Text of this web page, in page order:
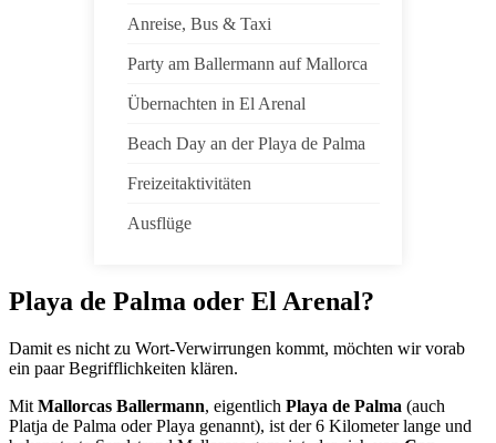
Anreise, Bus & Taxi
Party am Ballermann auf Mallorca
Übernachten in El Arenal
Beach Day an der Playa de Palma
Freizeitaktivitäten
Ausflüge
Playa de Palma oder El Arenal?
Damit es nicht zu Wort-Verwirrungen kommt, möchten wir vorab
ein paar Begrifflichkeiten klären.
Mit Mallorcas Ballermann, eigentlich Playa de Palma (auch
Platja de Palma oder Playa genannt), ist der 6 Kilometer lange und